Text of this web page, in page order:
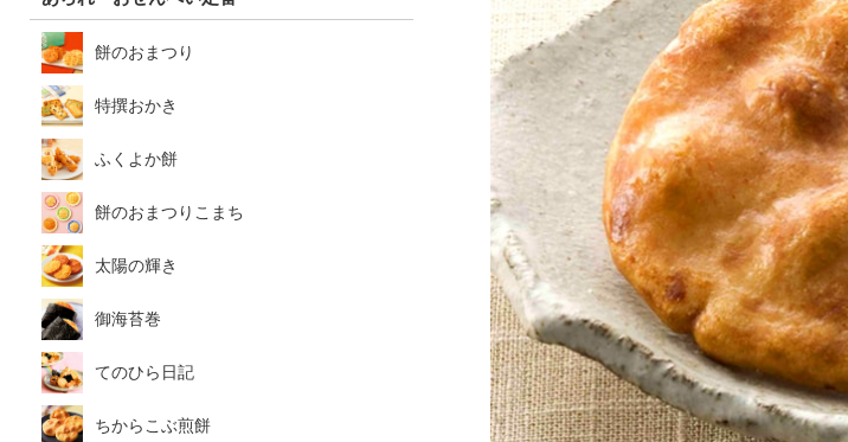
餅のおまつり
特撰おかき
ふくよか餅
餅のおまつりこまち
太陽の輝き
御海苔巻
てのひら日記
ちからこぶ煎餅